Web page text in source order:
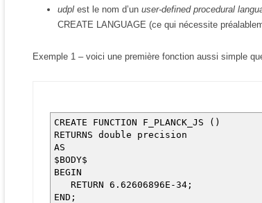
udplest le nom d’un user-defined procedural
CREATE LANGUAGE (ce qui nécessite
Exemple 1 – voici une première fonction aussi simple
CREATE FUNCTION F_PLANCK_JS ()
RETURNS double precision
AS
$BODY$
BEGIN
RETURN 6.62606896E-34;
END;